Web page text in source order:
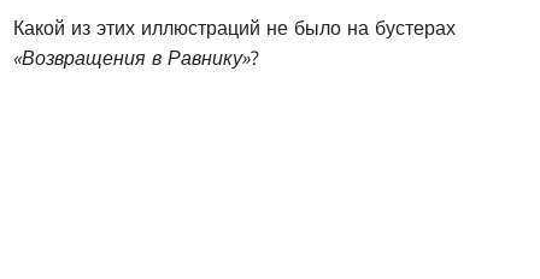
Какой из этих иллюстраций не было на бустерах
«Возвращения в Равнику»?